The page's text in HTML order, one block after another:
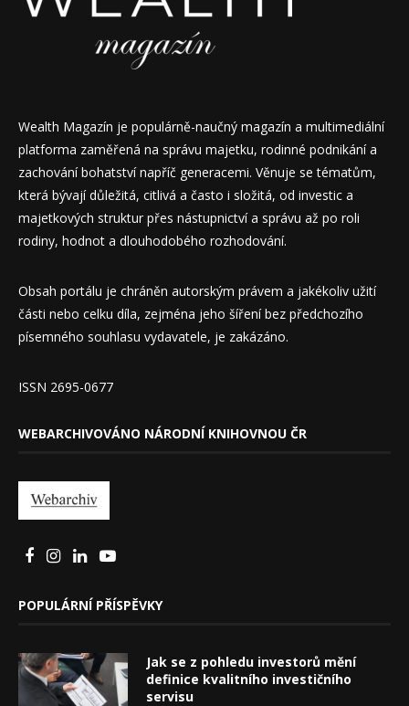
Wealth Magazín je populárně-naučný magazín a multimediální
platforma zaměřená na správu majetku, rodinné podnikání a
zachování bohatství napříč generacemi. Věnuje se tématům,
která bývají důležitá, citlivá a často i složitá, od investic a
majetkových struktur přes nástupnictví a správu až po roli
rodiny, hodnot a dlouhodobého rozhodování.
Obsah portálu je chráněn autorským právem a jakékoliv užití
části nebo celku díla, zejména jeho šíření bez předchozího
písemného souhlasu vydavatele, je zakázáno.
ISSN 2695-0677
WEBARCHIVOVÁNO NÁRODNÍ KNIHOVNOU ČR
POPULÁRNÍ PŘÍSPĚVKY
Jak se z pohledu investorů mění
definice kvalitního investičního
servisu